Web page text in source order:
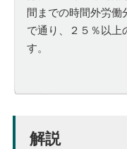
間までの時間外労働
で通り、２５％以上
す。
解説